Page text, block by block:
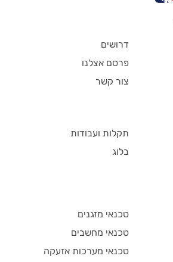
דרושים
פרסם אצלנו
צור קשר
תקלות ועבודות
בלוג
טכנאי מזגנים
טכנאי מחשבים
טכנאי מערכות אזעקה